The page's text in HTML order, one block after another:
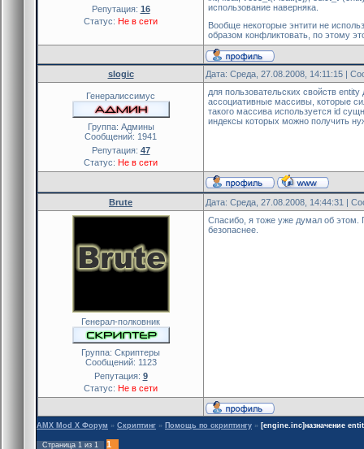
Репутация: 16
Статус: Не в сети
использование наверняка.
Вообще некоторые энтити не
образом конфликтовать, по этому
slogic Дата: Среда, 27.08.2008, 14:11:15 |
Генералиссимус
Группа: Админы
Сообщений: 1941
Репутация: 47
Статус: Не в сети
для пользовательских свойств
ассоциативные массивы, которые
такого массива используется id
индексы которых можно получить
Brute Дата: Среда, 27.08.2008, 14:44:31 |
Генерал-полковник
Группа: Скриптеры
Сообщений: 1123
Репутация: 9
Статус: Не в сети
Спасибо, я тоже уже думал об этом.
безопаснее.
AMX Mod X Форум » Скриптинг » Помощь по скриптингу » [engine.inc]назначение
Страница 1 из 1 1